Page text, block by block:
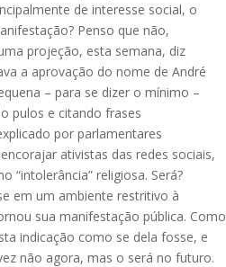
de interesse social, o
Penso que não,
projeção, esta semana, diz
a aprovação do nome de André
– para se dizer o mínimo –
pulos e citando frases
por parlamentares
ativistas das redes sociais,
religiosa. Será?
em um ambiente restritivo à
sua manifestação pública. Como
indicação como se dela fosse, e
não agora, mas o será no futuro.